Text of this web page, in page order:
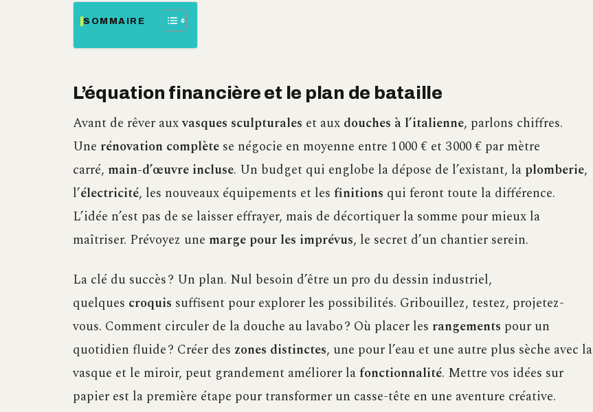
SOMMAIRE
L’équation financière et le plan de bataille
Avant de rêver auxvasques sculpturales et aux douches à l’italienne, parlons chiffres.
Une rénovation complète se négocie en moyenne entre 1 000 € et 3 000 € par mètre
carré, main-d’œuvre incluse. Un budget qui englobe la dépose de l’existant, la plomberie,
l’électricité, les nouveaux équipements et les finitions qui feront toute la différence.
L’idée n’est pas de se laisser effrayer, mais de décortiquer la somme pour mieux la
maîtriser. Prévoyez une marge pour les imprévus, le secret d’un chantier serein.
La clé du succès ? Un plan. Nul besoin d’être un pro du dessin industriel,
quelques croquis suffisent pour explorer les possibilités. Gribouillez, testez, projetez-
vous. Comment circuler de la douche au lavabo ? Où placer les rangements pour un
quotidien fluide ? Créer des zones distinctes, une pour l’eau et une autre plus sèche avec la
vasque et le miroir, peut grandement améliorer lafonctionnalité. Mettre vos idées sur
papier est la première étape pour transformer un casse-tête en une aventure créative.